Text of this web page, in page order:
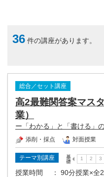
36 件の講座があります。
総合／セット講座
高2最難関答案マス
業）
ー「わかる」と「書ける」
添削・採点 対面授業
テーマ別講座
授業時間
： 90分授業×